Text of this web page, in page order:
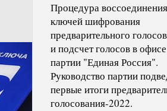
Процедура воссоединения
ключей шифрования
предварительного
и подсчет голосов в офисе
партии "Единая Россия".
Руководство партии
первые итоги
голосования-2022.